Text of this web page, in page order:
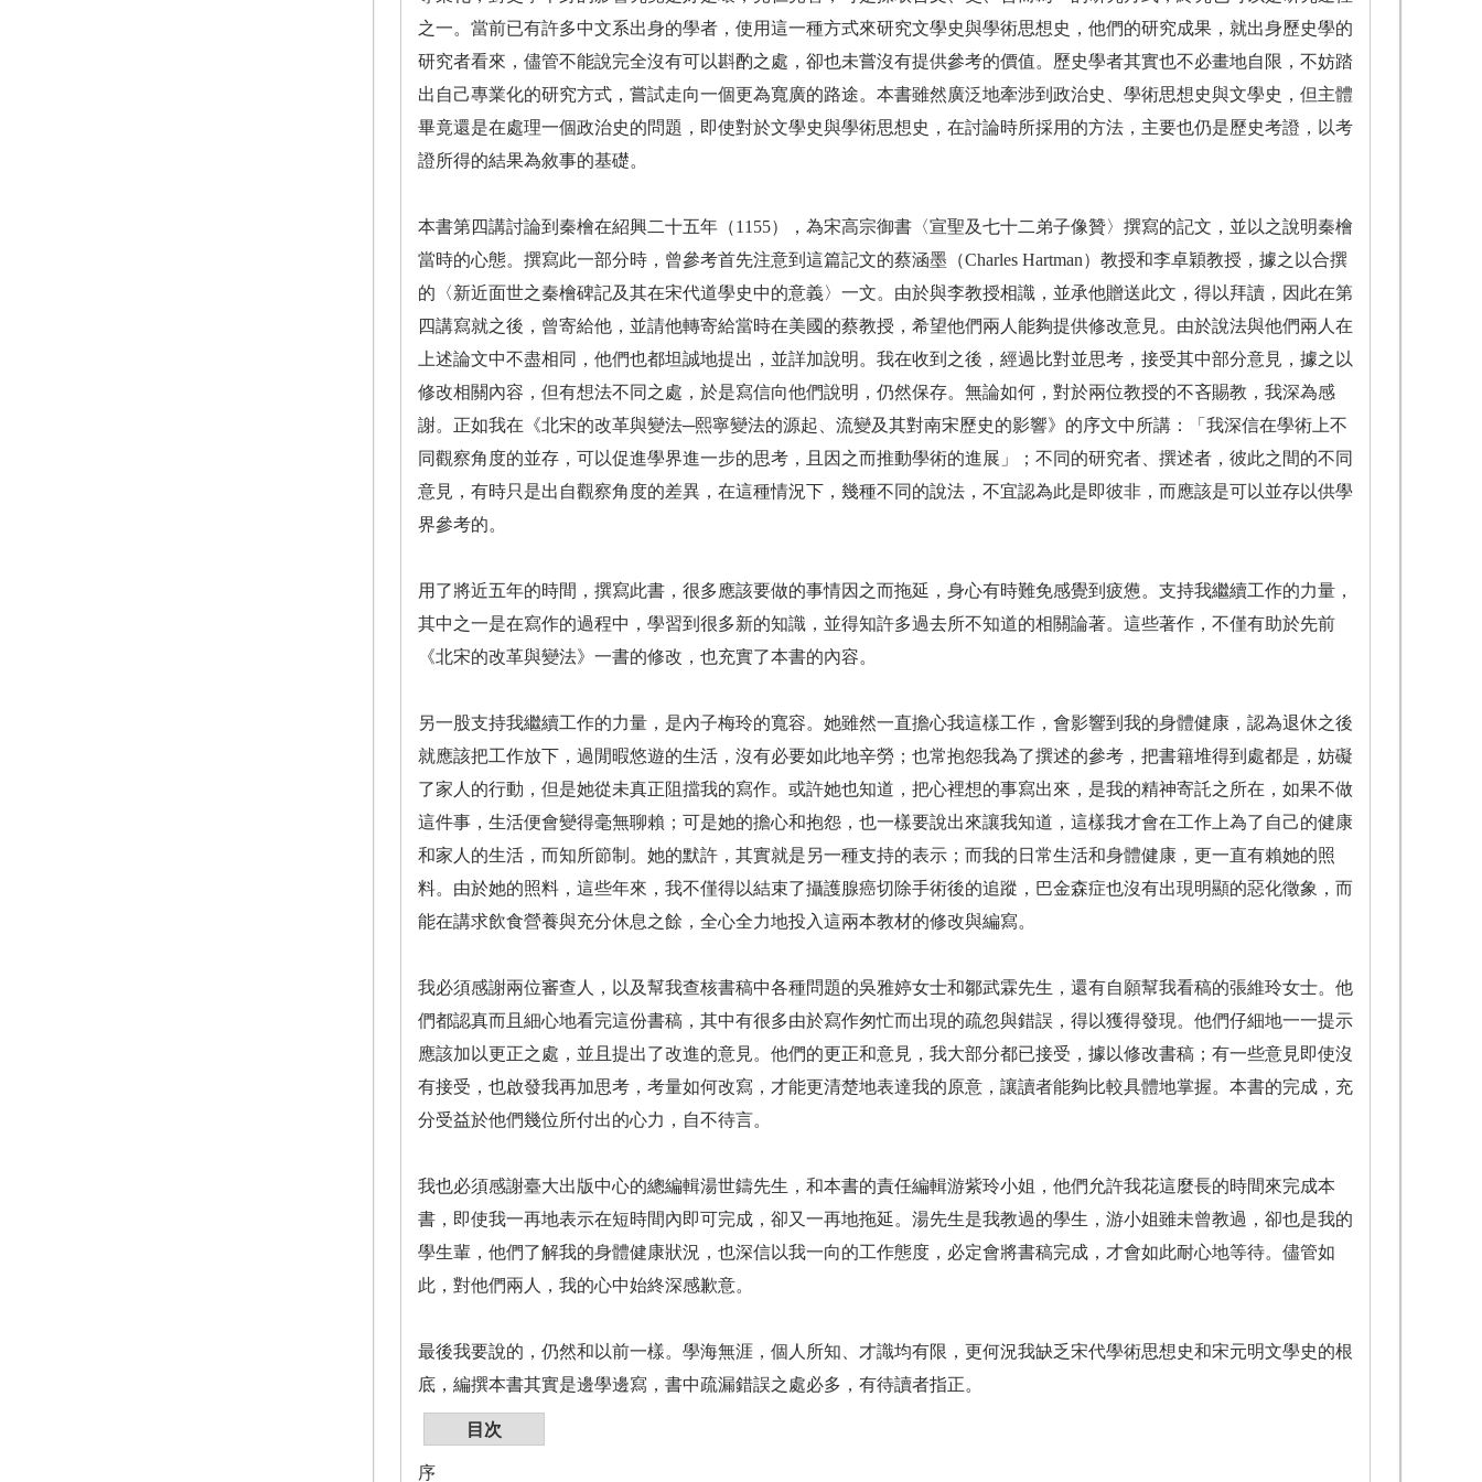
之一。當前已有許多中文系出身的學者，使用這一種方式來研究文學史與學術思想史，他們的研究成果，就出身歷史學的
研究者看來，儘管不能說完全沒有可以斟酌之處，卻也未嘗沒有提供參考的價值。歷史學者其實也不必畫地自限，不妨踏
出自己專業化的研究方式，嘗試走向一個更為寬廣的路途。本書雖然廣泛地牽涉到政治史、學術思想史與文學史，但主體
畢竟還是在處理一個政治史的問題，即使對於文學史與學術思想史，在討論時所採用的方法，主要也仍是歷史考證，以考
證所得的結果為敘事的基礎。
本書第四講討論到秦檜在紹興二十五年（1155），為宋高宗御書〈宣聖及七十二弟子像贊〉撰寫的記文，並以之說明秦檜
當時的心態。撰寫此一部分時，曾參考首先注意到這篇記文的蔡涵墨（Charles Hartman）教授和李卓穎教授，據之以合撰
的〈新近面世之秦檜碑記及其在宋代道學史中的意義〉一文。由於與李教授相識，並承他贈送此文，得以拜讀，因此在第
四講寫就之後，曾寄給他，並請他轉寄給當時在美國的蔡教授，希望他們兩人能夠提供修改意見。由於說法與他們兩人在
上述論文中不盡相同，他們也都坦誠地提出，並詳加說明。我在收到之後，經過比對並思考，接受其中部分意見，據之以
修改相關內容，但有想法不同之處，於是寫信向他們說明，仍然保存。無論如何，對於兩位教授的不吝賜教，我深為感
謝。正如我在《北宋的改革與變法─熙寧變法的源起、流變及其對南宋歷史的影響》的序文中所講：「我深信在學術上不
同觀察角度的並存，可以促進學界進一步的思考，且因之而推動學術的進展」；不同的研究者、撰述者，彼此之間的不同
意見，有時只是出自觀察角度的差異，在這種情況下，幾種不同的說法，不宜認為此是即彼非，而應該是可以並存以供學
界參考的。
用了將近五年的時間，撰寫此書，很多應該要做的事情因之而拖延，身心有時難免感覺到疲憊。支持我繼續工作的力量，
其中之一是在寫作的過程中，學習到很多新的知識，並得知許多過去所不知道的相關論著。這些著作，不僅有助於先前
《北宋的改革與變法》一書的修改，也充實了本書的內容。
另一股支持我繼續工作的力量，是內子梅玲的寬容。她雖然一直擔心我這樣工作，會影響到我的身體健康，認為退休之後
就應該把工作放下，過閒暇悠遊的生活，沒有必要如此地辛勞；也常抱怨我為了撰述的參考，把書籍堆得到處都是，妨礙
了家人的行動，但是她從未真正阻擋我的寫作。或許她也知道，把心裡想的事寫出來，是我的精神寄託之所在，如果不做
這件事，生活便會變得毫無聊賴；可是她的擔心和抱怨，也一樣要說出來讓我知道，這樣我才會在工作上為了自己的健康
和家人的生活，而知所節制。她的默許，其實就是另一種支持的表示；而我的日常生活和身體健康，更一直有賴她的照
料。由於她的照料，這些年來，我不僅得以結束了攝護腺癌切除手術後的追蹤，巴金森症也沒有出現明顯的惡化徵象，而
能在講求飲食營養與充分休息之餘，全心全力地投入這兩本教材的修改與編寫。
我必須感謝兩位審查人，以及幫我查核書稿中各種問題的吳雅婷女士和鄒武霖先生，還有自願幫我看稿的張維玲女士。他
們都認真而且細心地看完這份書稿，其中有很多由於寫作匆忙而出現的疏忽與錯誤，得以獲得發現。他們仔細地一一提示
應該加以更正之處，並且提出了改進的意見。他們的更正和意見，我大部分都已接受，據以修改書稿；有一些意見即使沒
有接受，也啟發我再加思考，考量如何改寫，才能更清楚地表達我的原意，讓讀者能夠比較具體地掌握。本書的完成，充
分受益於他們幾位所付出的心力，自不待言。
我也必須感謝臺大出版中心的總編輯湯世鑄先生，和本書的責任編輯游紫玲小姐，他們允許我花這麼長的時間來完成本
書，即使我一再地表示在短時間內即可完成，卻又一再地拖延。湯先生是我教過的學生，游小姐雖未曾教過，卻也是我的
學生輩，他們了解我的身體健康狀況，也深信以我一向的工作態度，必定會將書稿完成，才會如此耐心地等待。儘管如
此，對他們兩人，我的心中始終深感歉意。
最後我要說的，仍然和以前一樣。學海無涯，個人所知、才識均有限，更何況我缺乏宋代學術思想史和宋元明文學史的根
底，編撰本書其實是邊學邊寫，書中疏漏錯誤之處必多，有待讀者指正。
目次
序